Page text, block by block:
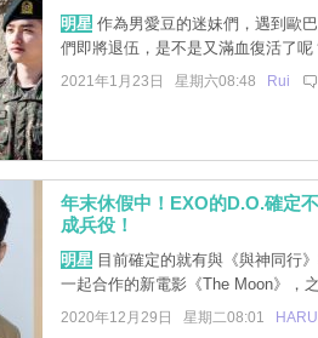
明星作為男愛豆的迷妹們，遇到歐
們即將退伍，是不是又滿血復活了呢
2021年1月23日 星期六08:48 Rui
年末休假中！EXO的D.O.確定
成兵役！
明星目前確定的就有與《與神同行
一起合作的新電影《The Moon》，
2020年12月29日 星期二08:01 HARU